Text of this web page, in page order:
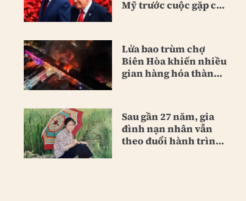
Mỹ trước cuộc gặp cấp
Lửa bao trùm chợ
Biên Hòa khiến nhiều
gian hàng hóa thành
Sau gần 27 năm, gia
đình nạn nhân vẫn
theo đuổi hành trình